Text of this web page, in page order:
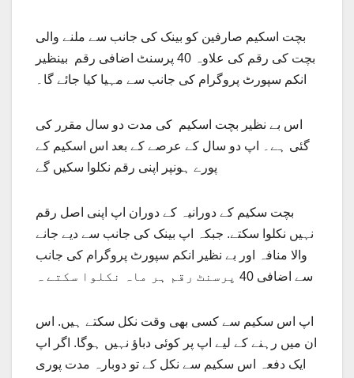
بچت اسکیم صارفین کو بینک کی جانب سے ملنے والی
بچت کی رقم کی علاوہ 40 پرسنٹ اضافی رقم بینظیر
انکم سپورٹ پروگرام کی جانب سے مہیا کیا جائے گا۔
اس بے نظیر بچت اسکیم کی مدت دو سال مقرر کی
گئی ہے۔ اپ دو سال کے عرصے کے بعد اس اسکیم کے
پورے ہونپر اپنی رقم نکلوا سکیں گے
بچت سکیم کے دورانیہ کے دوران اپ اپنی اصل رقم
نہیں نکلوا سکتے. جبکہ اپ بینک کی جانب سے دیے جانے
والا منافہ اور بے نظیر انکم سپورٹ پروگرام کی جانب
سے اضافی 40 پرسنٹ رقم ہر ماہ نکلوا سکتے ہ
اپ اس سکیم سے کسی بھی وقت نکل سکتے ہیں. اس
ان میں رہنے کے لیے اپ پر کوئی دباؤ نہیں ہوگا. اگر اپ
ایک دفعہ اس سکیم سے نکل کے تو دوبارہ مدت پوری